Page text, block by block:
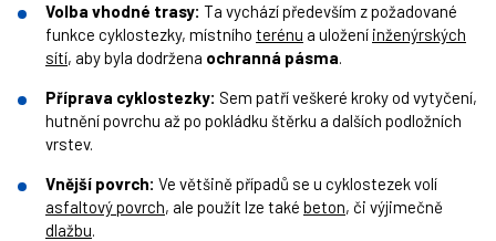
Volba vhodné trasy: Ta vychází především z požadované
funkce cyklostezky, místního terénu a uložení inženýrských
sítí, aby byla dodržena ochranná pásma.
Příprava cyklostezky: Sem patří veškeré kroky od vytyčení,
hutnění povrchu až po pokládku štěrku a dalších podložních
vrstev.
Vnější povrch: Ve většině případů se u cyklostezek volí
asfaltový povrch, ale použít lze také beton, či výjimečně
dlažbu.